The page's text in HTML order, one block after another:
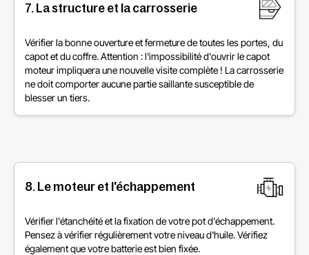
7. La structure et la carrosserie
Vérifier la bonne ouverture et fermeture de toutes les portes, du
capot et du coffre. Attention : l'impossibilité d'ouvrir le capot
moteur impliquera une nouvelle visite complète ! La carrosserie
ne doit comporter aucune partie saillante susceptible de
blesser un tiers.
8. Le moteur et l'échappement
Vérifier l'étanchéité et la fixation de votre pot d'échappement.
Pensez à vérifier régulièrement votre niveau d'huile. Vérifiez
également que votre batterie est bien fixée.